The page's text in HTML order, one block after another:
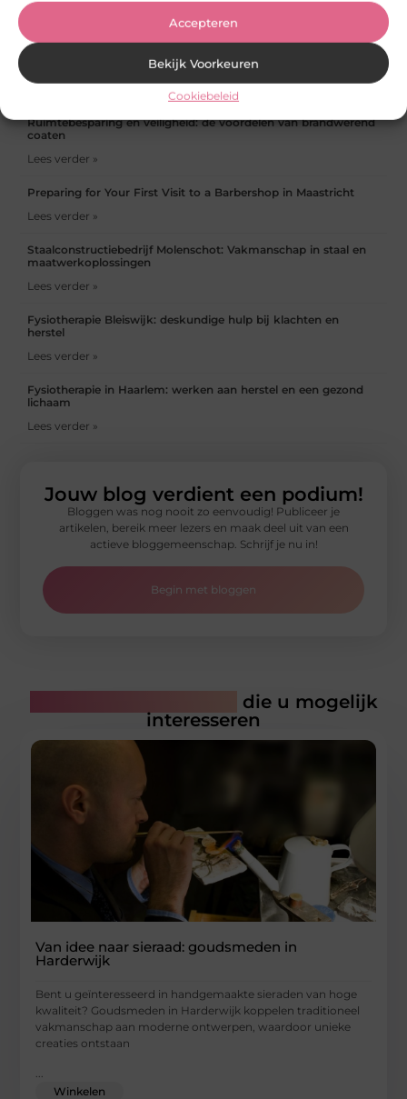
Accepteren
Bekijk Voorkeuren
Cookiebeleid
werkvloer maakt verschil
zijn
Content marketing voor beginners
Ruimtebesparing en veiligheid: de voordelen van brandwerend
coaten
Lees verder »
Preparing for Your First Visit to a Barbershop in Maastricht
Lees verder »
Staalconstructiebedrijf Molenschot: Vakmanschap in staal en
maatwerkoplossingen
Lees verder »
Fysiotherapie Bleiswijk: deskundige hulp bij klachten en
herstel
Lees verder »
Fysiotherapie in Haarlem: werken aan herstel en een gezond
lichaam
Lees verder »
Jouw blog verdient een podium!
Bloggen was nog nooit zo eenvoudig! Publiceer je
artikelen, bereik meer lezers en maak deel uit van een
actieve bloggemeenschap. Schrijf je nu in!
Begin met bloggen
die u mogelijk
interesseren
Van idee naar sieraad: goudsmeden in
Harderwijk
Bent u geïnteresseerd in handgemaakte sieraden van hoge
kwaliteit? Goudsmeden in Harderwijk koppelen traditioneel
vakmanschap aan moderne ontwerpen, waardoor unieke
creaties ontstaan
Winkelen